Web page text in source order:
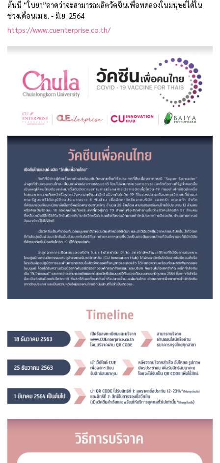
ต้นนี้ “ใบยา”คาดว่าจะสามารถผลิตวัคซีนเพื่อทดลองในมนุษย์ได้ใน
ช่วงเดือนเม.ย. - มิ.ย. 2564
https://www.cuenterprise.co.th/